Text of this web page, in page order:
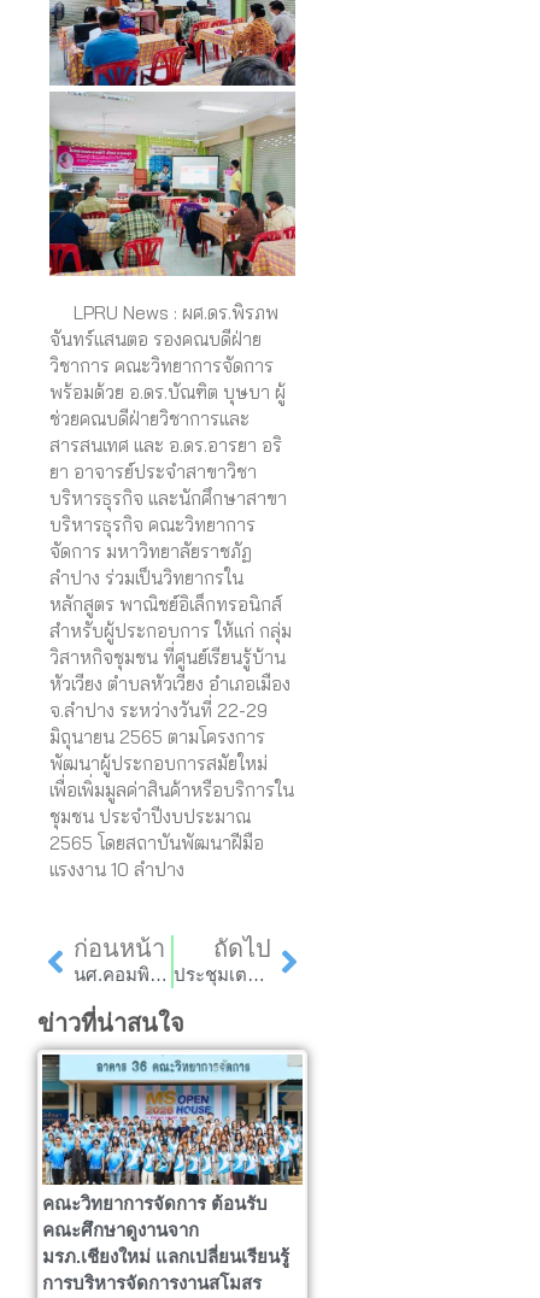
LPRU News : ผศ.ดร.พิรภพ
จันทร์แสนตอ รองคณบดีฝ่าย
วิชาการ คณะวิทยาการจัดการ
พร้อมด้วย อ.ดร.บัณฑิต บุษบา ผู้
ช่วยคณบดีฝ่ายวิชาการและ
สารสนเทศ และ อ.ดร.อารยา อริ
ยา อาจารย์ประจำสาขาวิชา
บริหารธุรกิจ และนักศึกษาสาขา
บริหารธุรกิจ คณะวิทยาการ
จัดการ มหาวิทยาลัยราชภัฏ
ลำปาง ร่วมเป็นวิทยากรใน
หลักสูตร พาณิชย์อิเล็กทรอนิกส์
สำหรับผู้ประกอบการ ให้แก่ กลุ่ม
วิสาหกิจชุมชน ที่ศูนย์เรียนรู้บ้าน
หัวเวียง ตำบลหัวเวียง อำเภอเมือง
จ.ลำปาง ระหว่างวันที่ 22-29
มิถุนายน 2565 ตามโครงการ
พัฒนาผู้ประกอบการสมัยใหม่
เพื่อเพิ่มมูลค่าสินค้าหรือบริการใน
ชุมชน ประจำปีงบประมาณ
2565 โดยสถาบันพัฒนาฝีมือ
แรงงาน 10 ลำปาง
Prev
ก่อนหน้า
นศ.คอมพิวเตอร์ธุรกิจ จัดกิจกรรมนันทนาพร้อมมอบสื่อ 2D Animation Media ให้กับศูนย์การศึกษาพิเศษ จังหวัดลำปาง
ถัดไป
ประชุมเตรียมจัดงานฮ่วมฮีตฮอย มากอยเมืองลี้ ครั้งที่ 4 จังหวัดลำพูน
Next
ข่าวที่น่าสนใจ
คณะวิทยาการจัดการ ต้อนรับ
คณะศึกษาดูงานจาก
มรภ.เชียงใหม่ แลกเปลี่ยนเรียนรู้
การบริหารจัดการงานสโมสร